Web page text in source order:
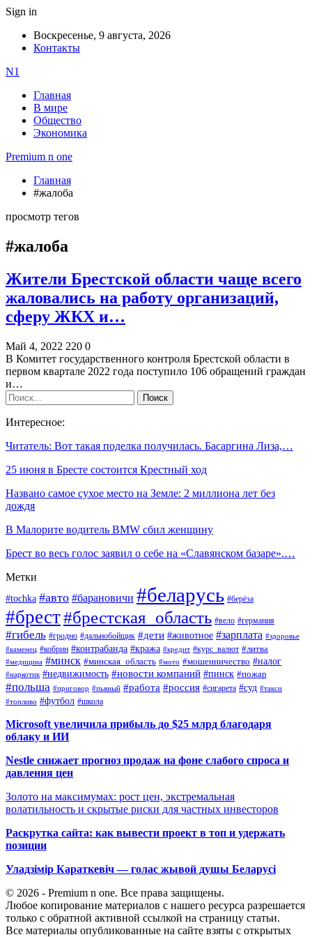
Sign in
Воскресенье, 9 августа, 2026
Контакты
N1
Главная
В мире
Общество
Экономика
Premium n one
Главная
#жалоба
просмотр тегов
#жалоба
Жители Брестской области чаще всего
жаловались на работу организаций,
сферу ЖКХ и…
Май 4, 2022 220 0
В Комитет государственного контроля Брестской области в
первом квартале 2022 года поступило 106 обращений граждан
и…
Интересное:
Читатель: Вот такая поделка получилась. Басаргина Лиза,…
25 июня в Бресте состоится Крестный ход
Названо самое сухое место на Земле: 2 миллиона лет без
дождя
В Малорите водитель BMW сбил женщину
Брест во весь голос заявил о себе на «Славянском базаре».…
Метки
#tochka #авто #барановичи #беларусь #берёза
#брест#брестская_область #вело #германия
#гибель #гродно #дальнобойщик #дети #животное #зарплата #здоровье
#каменец #кобрин #контрабанда #кража #кредит #курс_валют #литва
#медицина #минск #минская_область #мото #мошенничество #налог
#наркотик #недвижимость #новости компаний #пинск #пожар
#польша #приговор #пьяный #работа #россия #сигарета #суд #такси
#топливо #футбол #школа
Microsoft увеличила прибыль до $25 млрд благодаря
облаку и ИИ
Nestle снижает прогноз продаж на фоне слабого спроса и
давления цен
Золото на максимумах: рост цен, экстремальная
волатильность и скрытые риски для частных инвесторов
Раскрутка сайта: как вывести проект в топ и удержать
позиции
Уладзімір Караткевіч — голас жывой душы Беларусі
© 2026 - Premium n one. Все права защищены.
Любое копирование материалов с нашего ресурса разрешается
только с обратной активной ссылкой на страницу статьи.
Все материалы опубликованные на сайте взяты с открытых